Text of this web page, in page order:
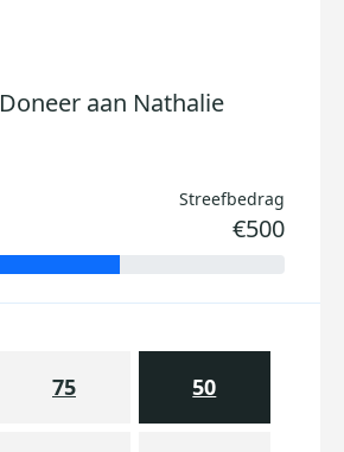
Doneer aan Nathalie
Streefbedrag
€500
75 50